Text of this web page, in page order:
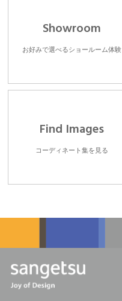
Showroom
お好みで選べるショールーム体験
Find Images
コーディネート集を見る